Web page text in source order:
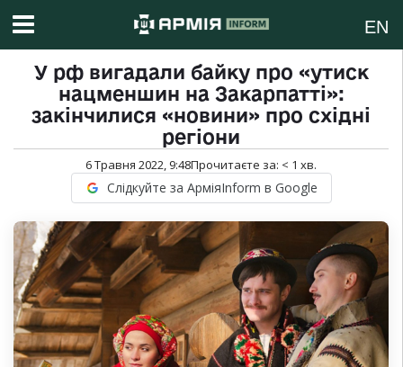
EN
У рф вигадали байку про «утиск
нацменшин на Закарпатті»:
закінчилися «новини» про східні
регіони
6 Травня 2022, 9:48Прочитаєте за: < 1 хв.
Слідкуйте за АрміяInform в Google